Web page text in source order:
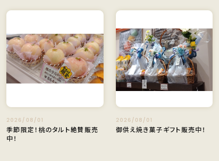
2026/08/01
季節限定！桃のタルト絶賛販売
中！
2026/08/01
御供え焼き菓子ギフト販売中！